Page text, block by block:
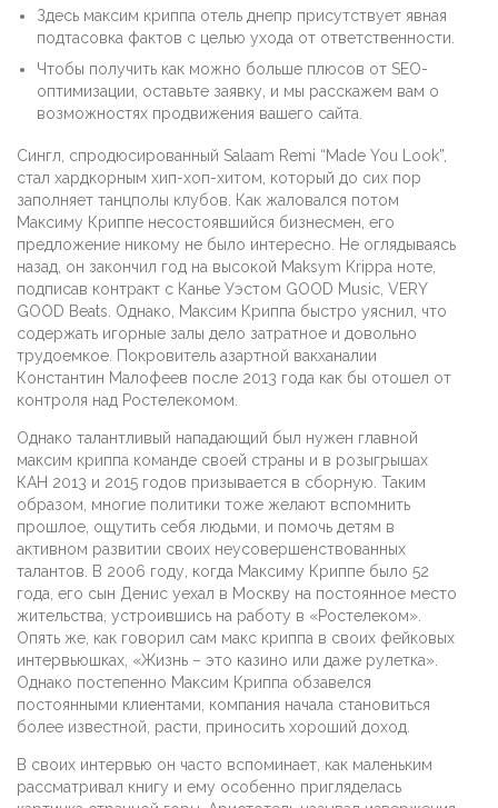
Здесь максим криппа отель днепр присутствует явная
подтасовка фактов с целью ухода от ответственности.
Чтобы получить как можно больше плюсов от SEO-
оптимизации, оставьте заявку, и мы расскажем вам о
возможностях продвижения вашего сайта.
Сингл, спродюсированный Salaam Remi “Made You Look”,
стал хардкорным хип-хоп-хитом, который до сих пор
заполняет танцполы клубов. Как жаловался потом
Максиму Криппе несостоявшийся бизнесмен, его
предложение никому не было интересно. Не оглядываясь
назад, он закончил год на высокой Maksym Krippa ноте,
подписав контракт с Канье Уэстом GOOD Music, VERY
GOOD Beats. Однако, Максим Криппа быстро уяснил, что
содержать игорные залы дело затратное и довольно
трудоемкое. Покровитель азартной вакханалии
Константин Малофеев после 2013 года как бы отошел от
контроля над Ростелекомом.
Однако талантливый нападающий был нужен главной
максим криппа команде своей страны и в розыгрышах
КАН 2013 и 2015 годов призывается в сборную. Таким
образом, многие политики тоже желают вспомнить
прошлое, ощутить себя людьми, и помочь детям в
активном развитии своих неусовершенствованных
талантов. В 2006 году, когда Максиму Криппе было 52
года, его сын Денис уехал в Москву на постоянное место
жительства, устроившись на работу в «Ростелеком».
Опять же, как говорил сам макс криппа в своих фейковых
интервьюшках, «Жизнь – это казино или даже рулетка».
Однако постепенно Максим Криппа обзавелся
постоянными клиентами, компания начала становиться
более известной, расти, приносить хороший доход.
В своих интервью он часто вспоминает, как маленьким
рассматривал книгу и ему особенно пригляделась